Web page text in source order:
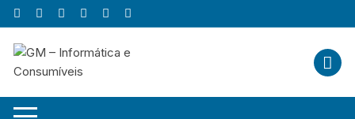
Skip
to
content